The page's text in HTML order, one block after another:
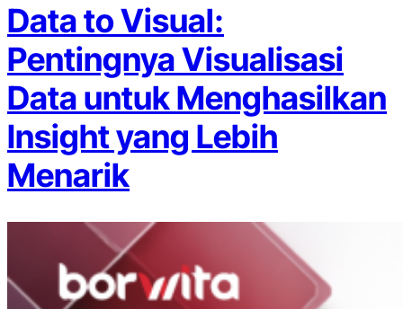
Data to Visual:
Pentingnya Visualisasi
Data untuk Menghasilkan
Insight yang Lebih
Menarik